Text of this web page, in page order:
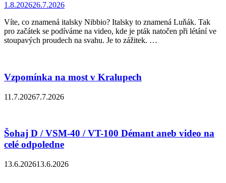
1.8.202626.7.2026
Víte, co znamená italsky Nibbio? Italsky to znamená Luňák. Tak
pro začátek se podíváme na video, kde je pták natočen při létání ve
stoupavých proudech na svahu. Je to zážitek. …
Vzpomínka na most v Kralupech
11.7.20267.7.2026
Šohaj D / VSM-40 / VT-100 Démant aneb video na
celé odpoledne
13.6.202613.6.2026